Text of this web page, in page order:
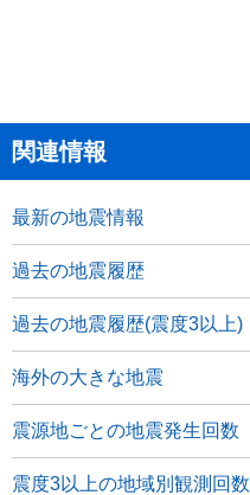
関連情報
最新の地震情報
過去の地震履歴
過去の地震履歴(震度3以上)
海外の大きな地震
震源地ごとの地震発生回数
震度3以上の地域別観測回数